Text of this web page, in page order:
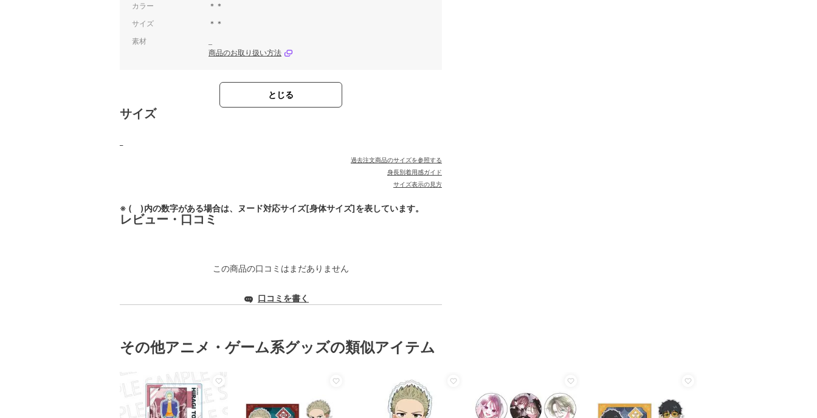
カラー ＊＊
サイズ ＊＊
素材
商品のお取り扱い方法
とじる
サイズ
過去注文商品のサイズを参照する
身長別着用感ガイド
サイズ表示の見方
※ ( )内の数字がある場合は、ヌード対応サイズ[身体サイズ]を表しています。
レビュー・口コミ
この商品の口コミはまだありません
口コミを書く
その他アニメ・ゲーム系グッズの類似アイテム